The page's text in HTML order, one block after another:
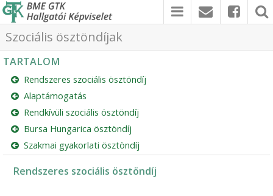
Szociális ösztöndíjak
TARTALOM
Rendszeres szociális ösztöndíj
Alaptámogatás
Rendkívüli szociális ösztöndíj
Bursa Hungarica ösztöndíj
Szakmai gyakorlati ösztöndíj
Rendszeres szociális ösztöndíj